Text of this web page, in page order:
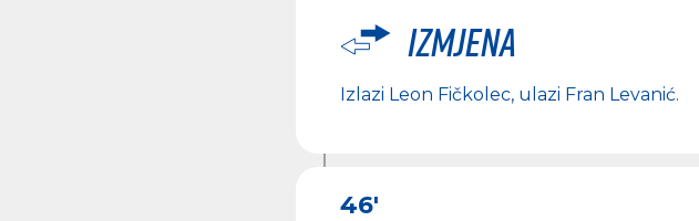
Izmjena
Izlazi Leon Fičkolec, ulazi Fran Levanić.
46'